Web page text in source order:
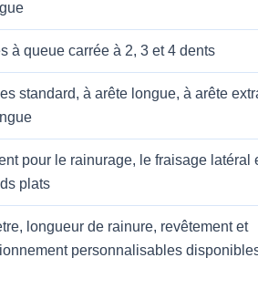
à queue carrée à 2, 3 et 4 dents
standard, à arête longue, à arête
pour le rainurage, le fraisage latéral
plats
longueur de rainure, revêtement et
personnalisables